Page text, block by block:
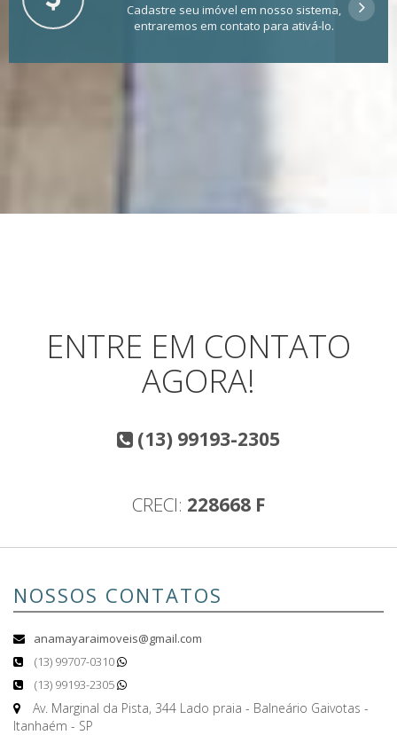
Cadastre seu imóvel em nosso sistema,
entraremos em contato para ativá-lo.
ENTRE EM CONTATO
AGORA!
(13) 99193-2305
CRECI: 228668 F
NOSSOS CONTATOS
anamayaraimoveis@gmail.com
(13) 99707-0310
(13) 99193-2305
Av. Marginal da Pista, 344 Lado praia - Balneário Gaivotas -
Itanhaém - SP